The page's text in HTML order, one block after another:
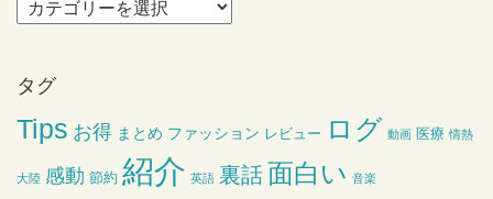
タグ
Tips お得 まとめ ファッション レビュー ログ 動画 医療 情熱
大陸 感動 節約 紹介 英語 裏話面白い 音楽